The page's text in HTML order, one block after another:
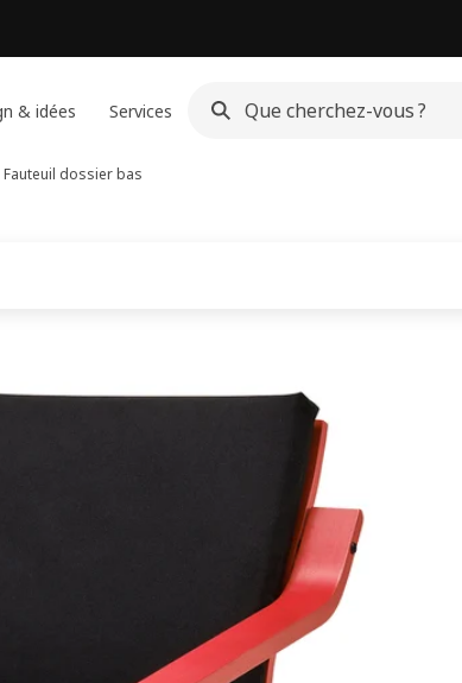
& idées Services
Fauteuil dossier bas